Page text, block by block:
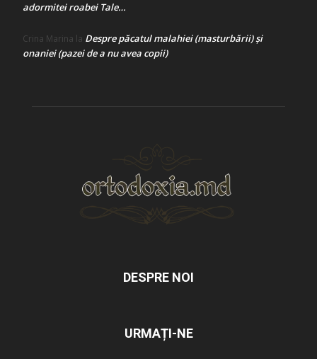
adormitei roabei Tale…
Crina Marina la Despre păcatul malahiei (masturbării) şi
onaniei (pazei de a nu avea copii)
DESPRE NOI
URMAȚI-NE